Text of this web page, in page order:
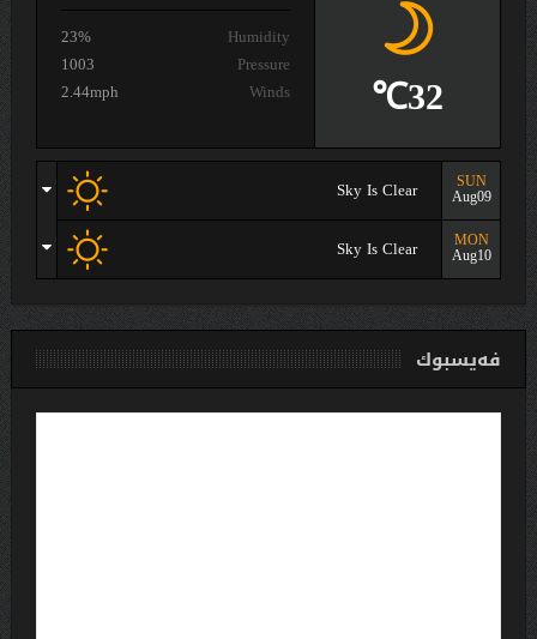
Humidity
23%
Pressure
1003
Winds
2.44mph 32℃
SUN
Aug09
Sky Is Clear
MON
Aug10
Sky Is Clear
فەیسبوك